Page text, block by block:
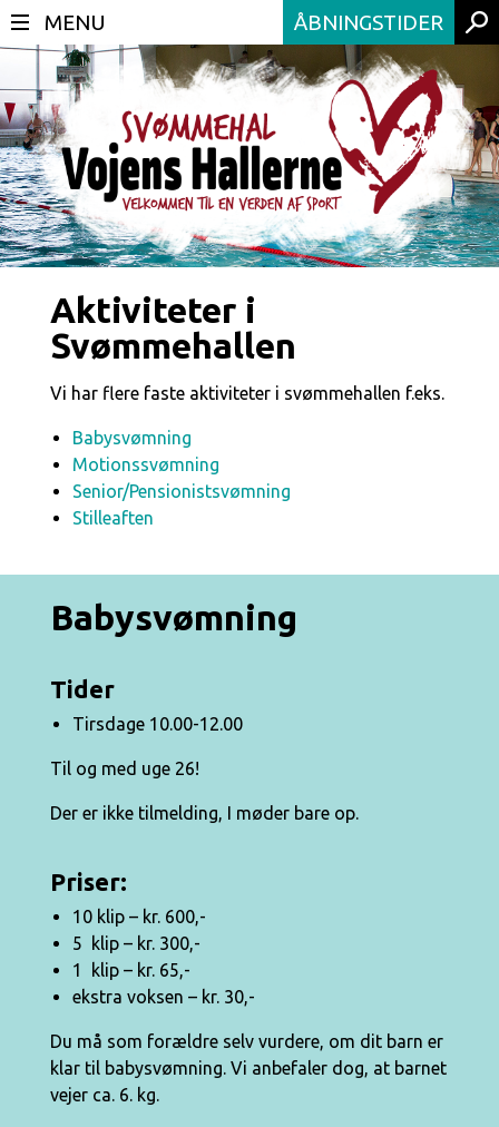
ÅBNINGSTIDER
Aktiviteter i
Svømmehallen
Vi har flere faste aktiviteter i svømmehallen f.eks.
Babysvømning
Motionssvømning
Senior/Pensionistsvømning
Stilleaften
Babysvømning
Tider
Tirsdage 10.00-12.00
Til og med uge 26!
Der er ikke tilmelding, I møder bare op.
Priser:
10 klip – kr. 600,-
5 klip – kr. 300,-
1 klip – kr. 65,-
ekstra voksen – kr. 30,-
Du må som forældre selv vurdere, om dit barn er
klar til babysvømning. Vi anbefaler dog, at barnet
vejer ca. 6. kg.